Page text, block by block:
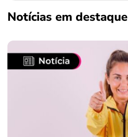
ferramentas
Notícias em destaque